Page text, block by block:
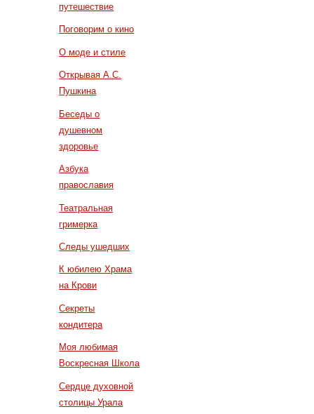
путешествие
Поговорим о кино
О моде и стиле
Открывая А.С.
Пушкина
Беседы о
душевном
здоровье
Азбука
православия
Театральная
гримерка
Следы ушедших
К юбилею Храма
на Крови
Секреты
кондитера
Моя любимая
Воскресная Школа
Сердце духовной
столицы Урала